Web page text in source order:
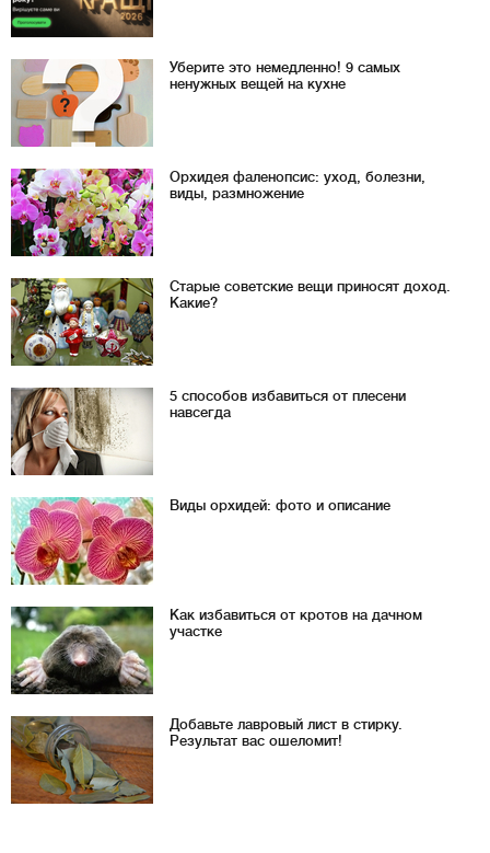
Уберите это немедленно! 9 самых
ненужных вещей на кухне
Орхидея фаленопсис: уход, болезни,
виды, размножение
Старые советские вещи приносят доход.
Какие?
5 способов избавиться от плесени
навсегда
Виды орхидей: фото и описание
Как избавиться от кротов на дачном
участке
Добавьте лавровый лист в стирку.
Результат вас ошеломит!